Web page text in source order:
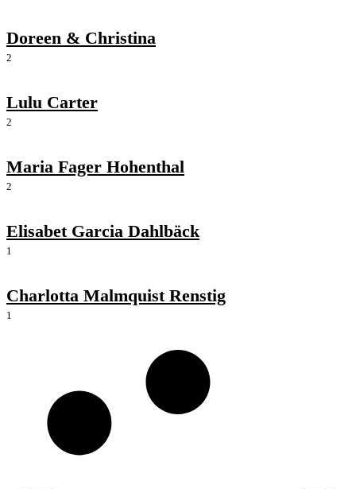
Doreen & Christina
2
Lulu Carter
2
Maria Fager Hohenthal
2
Elisabet Garcia Dahlbäck
1
Charlotta Malmquist Renstig
1